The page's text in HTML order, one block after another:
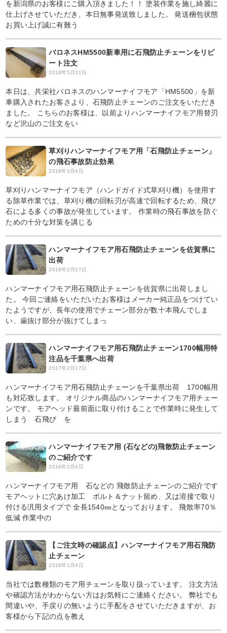
を新潟県のお客様にご購入頂きました！！ 塗装作業を施し綺麗に
仕上げさせていただき、本日無事発送致しました。 発送梱包状態
お買い上げ誠に有難う
バロネスHM5500新車用に石飛防止チェーンをリピ
ート注文
2018年5月31日
本日は、共栄社バロネスのハンマーナイフモア「HM5500」を新
車購入されたお客さより、石飛防止チェーンのご注文をいただき
ました。 こちらのお客様は、以前よりハンマーナイフモア用替刃
など沢山のご注文をい
草刈りハンマーナイフモア用「石飛防止チェーン」
の飛石事故防止効果
2018年3月4日
草刈りハンマーナイフモア（ハンドガイド式草刈り機）を使用す
る除草作業では、草刈り機の回転刃が高速で回転するため、飛び
石による多くの事故が発生しています。 作業時の飛石事故を防ぐ
ための十分な対策を講じる
ハンマーナイフモア用石飛防止チェーンを佐賀県に
出荷
2018年2月27日
ハンマーナイフモア用石飛防止チェーンを佐賀県に出荷しまし
た。 今回ご連絡をいただいたお客様はメーカー純正品をつけてい
たようですが、長年の使用でチェーン部分が数十本飛んでしま
い、歯抜け部分が抜けてしまっ
ハンマーナイフモア用石飛防止チェーン1700幅用特
注品を千葉県へ出荷
2017年2月17日
ハンマーナイフモア用石飛防止チェーンを千葉県出荷 1700幅用
も対応致します。 オリジナル商品のハンマーナイフモア用チェー
ンです。 モアヘッド最前面に取り付けることで作業時に発生して
しまう 石飛び を
ハンマーナイフモア用 (石などの)飛散防止チェーン
のご紹介です
2016年2月4日
ハンマーナイフモア用 石などの 飛散防止チェーンのご紹介です
モアヘットに穴あけ加工 ボルト＆ナット留め、又は溶接で取り
付ける汎用タイプで 全長1540㎜となっております。 飛散率70％
低減 作業中の
【ご注文時の確認点】ハンマーナイフモア用石飛防
止チェーン
2016年1月4日
当社では数種類のモア用チェーンを取り扱っています。 注文方法
や確認方法がわからない方はお気軽にご連絡ください。 弊社でも
間違いや、手戻りの無いように手配をさせていただきますが、お
客様から下記の点を教え